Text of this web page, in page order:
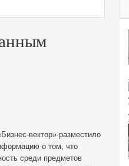
вектор» разместило
о том, что
среди предметов